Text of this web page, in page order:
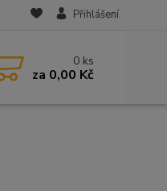
Přihlášení
0 ks
za 0,00 Kč